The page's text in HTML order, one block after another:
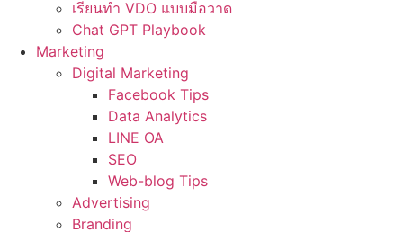
เรียนทำ VDO แบบมือวาด
Chat GPT Playbook
Marketing
Digital Marketing
Facebook Tips
Data Analytics
LINE OA
SEO
Web-blog Tips
Advertising
Branding